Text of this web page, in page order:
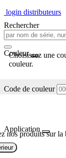
login distributeurs
Rechercher
Couleur
Choisissez une
couleur.
Code de couleur
Application
nos produits sur la